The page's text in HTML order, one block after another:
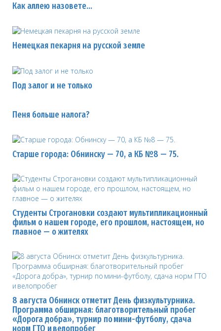
Как аллею назовете…
Немецкая пекарня на русской земле
Под залог и не только
Пеня больше налога?
Старше города: Обнинску — 70, а КБ №8 — 75.
Студенты Строгановки создают мультипликационный
фильм о нашем городе, его прошлом, настоящем, но
главное — о жителях
8 августа Обнинск отметит День физкультурника.
Программа обширная: благотворительный пробег
«Дорога добра», турнир по мини-футболу, сдача
норм ГТО и велопробег